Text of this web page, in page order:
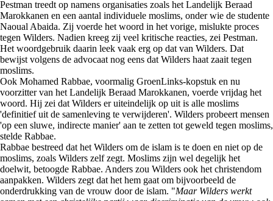
Pestman treedt op namens organisaties zoals het Landelijk Beraad
Marokkanen en een aantal individuele moslims, onder wie de studente
Naoual Abaida. Zij voerde het woord in het vorige, mislukte proces
tegen Wilders. Nadien kreeg zij veel kritische reacties, zei Pestman.
Het woordgebruik daarin leek vaak erg op dat van Wilders. Dat
bewijst volgens de advocaat nog eens dat Wilders haat zaait tegen
moslims.
Ook Mohamed Rabbae, voormalig GroenLinks-kopstuk en nu
voorzitter van het Landelijk Beraad Marokkanen, voerde vrijdag het
woord. Hij zei dat Wilders er uiteindelijk op uit is alle moslims
'definitief uit de samenleving te verwijderen'. Wilders probeert mensen
'op een sluwe, indirecte manier' aan te zetten tot geweld tegen moslims,
stelde Rabbae.
Rabbae bestreed dat het Wilders om de islam is te doen en niet op de
moslims, zoals Wilders zelf zegt. Moslims zijn wel degelijk het
doelwit, betoogde Rabbae. Anders zou Wilders ook het christendom
aanpakken. Wilders zegt dat het hem gaat om bijvoorbeeld de
onderdrukking van de vrouw door de islam. "Maar Wilders werkt